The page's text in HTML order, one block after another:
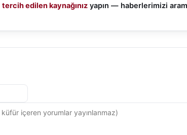
tercih edilen kaynağınız yapın — haberlerimizi